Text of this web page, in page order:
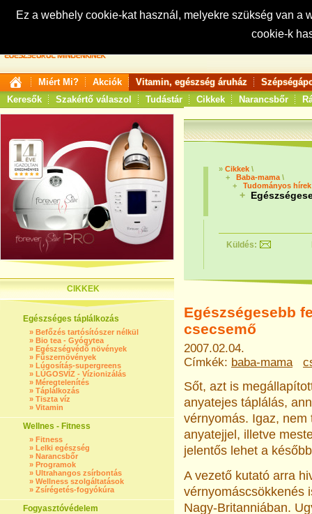
Ez a webhely cookie-kat használ, melyekre szükség van
cookie-k
Keresés:
Miért Mi? Akciók Vitamin, egészség áruház
Keresők
Szakértő válaszol Tudástár Cikkek Narancsbőr
CIKKEK
Egészséges táplálkozás
» Befőzés tartósítószer nélkül
» Bio tea - Gyógytea
» Egészségvédő növények
» Fűszernövények
» Lúgosítás-supergreens
» LÚGOSVÍZ - Vízionizálás
» Méregtelenítés
» Táplálkozás
» Tiszta víz
» Vitamin
Wellnes - Fitness
» Fitness
» Lelki egészség
» Narancsbőr
» Programok
» Ultrahangos zsírbontás
» Wellness szolgáltatások
» Zsírégetés-fogyókúra
Fogyasztóvédelem
» Cikkek \
+
Baba-mama \
+
Tudományos
+
Küldés:
Egészségesebb
csecsemő
2007.02.04.
Címkék: baba-mama
Sőt, azt is
anyatejes táplálás,
vérnyomás. Igaz,
anyatejjel, illetve
jelentős lehet a
A vezető kutató arra
vérnyomáscsökkenés
Nagy-Britanniában.